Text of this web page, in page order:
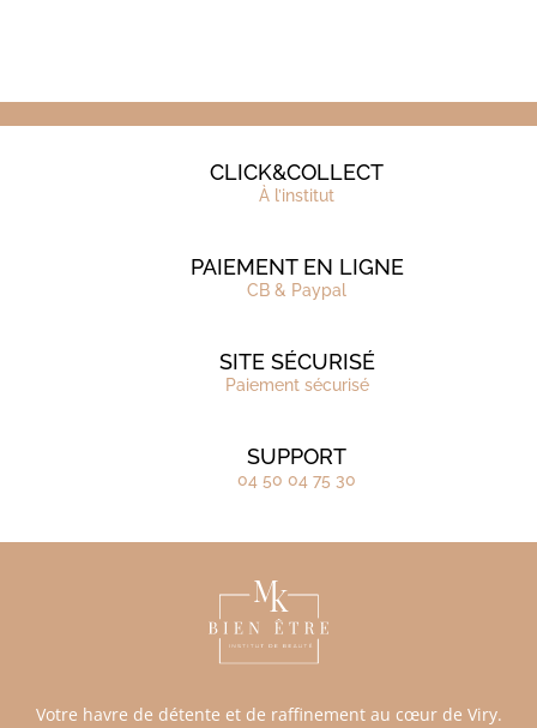
CLICK&COLLECT
À l’institut
PAIEMENT EN LIGNE
CB & Paypal
SITE SÉCURISÉ
Paiement sécurisé
SUPPORT
04 50 04 75 30
Votre havre de détente et de raffinement au cœur de Viry.